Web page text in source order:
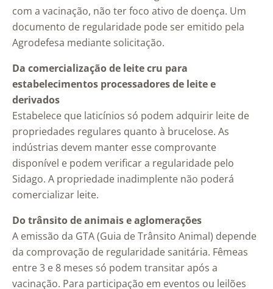
com a vacinação, não ter foco ativo de doença. Um
documento de regularidade pode ser emitido pela
Agrodefesa mediante solicitação.
Da comercialização de leite cru para
estabelecimentos processadores de leite e
derivados
Estabelece que laticínios só podem adquirir leite de
propriedades regulares quanto à brucelose. As
indústrias devem manter esse comprovante
disponível e podem verificar a regularidade pelo
Sidago. A propriedade inadimplente não poderá
comercializar leite.
Do trânsito de animais e aglomerações
A emissão da GTA (Guia de Trânsito Animal) depende
da comprovação de regularidade sanitária. Fêmeas
entre 3 e 8 meses só podem transitar após a
vacinação. Para participação em eventos ou leilões